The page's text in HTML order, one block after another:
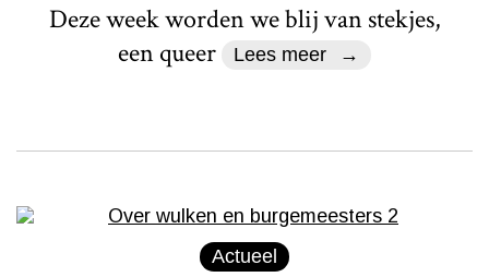
Deze week worden we blij van stekjes,
een queer
Lees meer
Actueel